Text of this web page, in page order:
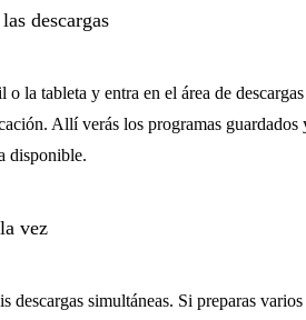
descargas
la tableta y entra en el área de descargas
Allí verás los programas guardados
disponible.
vez
descargas simultáneas. Si preparas varios